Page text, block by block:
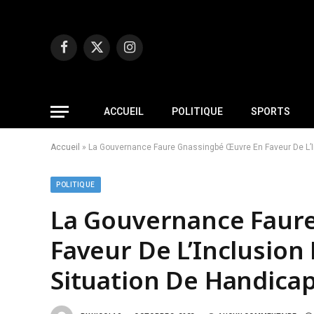
Facebook
X
Instagram
ACCUEIL POLITIQUE SPORTS
Accueil » La Gouvernance Faure Gnassingbé Œuvre En Faveur De
POLITIQUE
La Gouvernance
Faveur De
Situation De